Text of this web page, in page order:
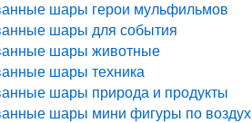
шары герои мульфильмов
шары для события
шары животные
шары техника
шары природа и продукты
шары мини фигуры по воздух